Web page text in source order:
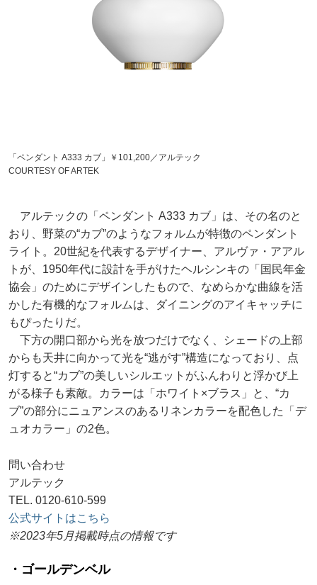
「ペンダント A333 カブ」￥101,200／アルテック
COURTESY OF ARTEK
アルテックの「ペンダント A333 カブ」は、その名のと
おり、野菜の“カブ”のようなフォルムが特徴のペンダント
ライト。20世紀を代表するデザイナー、アルヴァ・アアル
トが、1950年代に設計を手がけたヘルシンキの「国民年金
協会」のためにデザインしたもので、なめらかな曲線を活
かした有機的なフォルムは、ダイニングのアイキャッチに
もぴったりだ。
下方の開口部から光を放つだけでなく、シェードの上部
からも天井に向かって光を“逃がす”構造になっており、点
灯すると“カブ”の美しいシルエットがふんわりと浮かび上
がる様子も素敵。カラーは「ホワイト×ブラス」と、“カ
ブ”の部分にニュアンスのあるリネンカラーを配色した「デ
ュオカラー」の2色。
問い合わせ
アルテック
TEL. 0120-610-599
公式サイトはこちら
※2023年5月掲載時点の情報です
・ゴールデンベル